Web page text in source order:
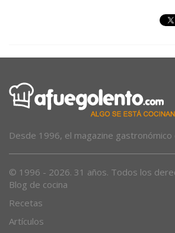
Desde 1996, el magazine
© 1996 - 2026. 31 años. Todos los
Blog de cocina
Recetas
Artículos